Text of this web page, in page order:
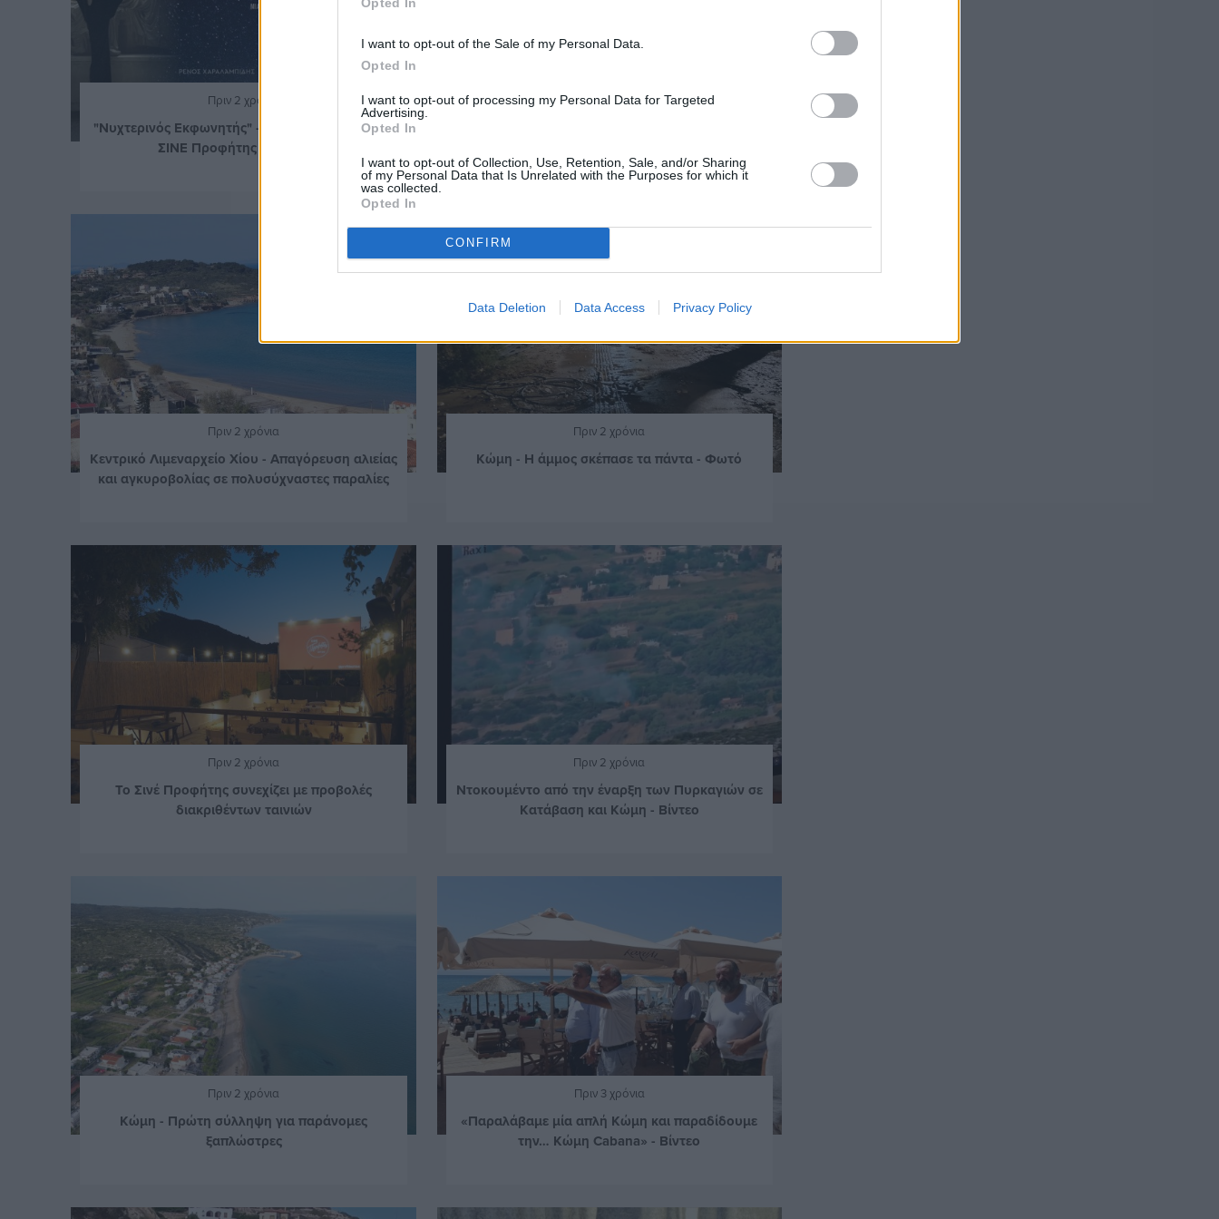
I want to opt-out of the Sale of my Personal Data.
Opted In
I want to opt-out of processing my Personal Data for Targeted
Advertising.
Opted In
I want to opt-out of Collection, Use, Retention, Sale, and/or Sharing
of my Personal Data that Is Unrelated with the Purposes for which it
was collected.
Opted In
CONFIRM
Data Deletion Data Access Privacy Policy
Πριν 2 χρόνια
"Νυχτερινός Εκφωνητής" - Πρώτη προβολή στο
ΣΙΝΕ Προφήτης στην Κώμη
Πριν 2 χρόνια
Πριν 2 χρόνια
Κεντρικό Λιμεναρχείο Χίου - Απαγόρευση αλιείας
και αγκυροβολίας σε πολυσύχναστες παραλίες
Πριν 2 χρόνια
Κώμη - Η άμμος σκέπασε τα πάντα - Φωτό
Πριν 2 χρόνια
Το Σινέ Προφήτης συνεχίζει με προβολές
διακριθέντων ταινιών
Πριν 2 χρόνια
Ντοκουμέντο από την έναρξη των Πυρκαγιών σε
Κατάβαση και Κώμη - Βίντεο
Πριν 2 χρόνια
Κώμη - Πρώτη σύλληψη για παράνομες
ξαπλώστρες
Πριν 3 χρόνια
«Παραλάβαμε μία απλή Κώμη και παραδίδουμε
την… Κώμη Cabana» - Βίντεο